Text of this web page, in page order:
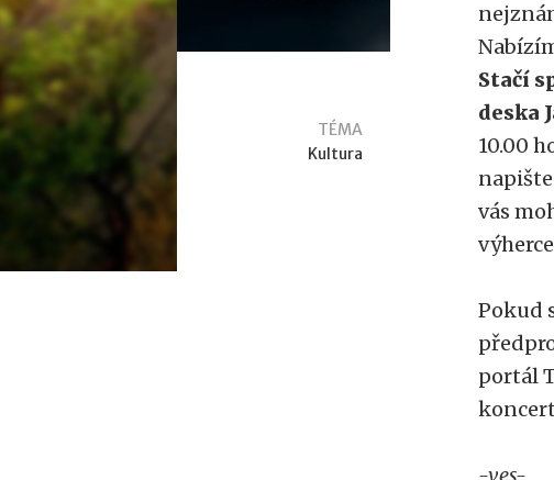
TÉMA
Kultura
Stačí
deska
10.00
vás
Pokud
portál